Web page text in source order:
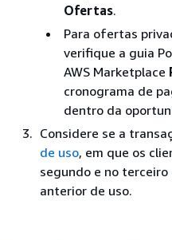
Ofertas.
Para ofertas
verifique a guia
AWS Marketplace
cronograma de
dentro da
Considere se a
de uso, em que os
segundo e no
anterior de uso.